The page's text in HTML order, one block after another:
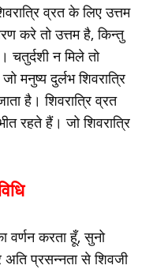
व्रत के लिए उत्तम
करे तो उत्तम है, किन्तु
चतुर्दशी न मिले तो
मनुष्य दुर्लभ शिवरात्रि
है। शिवरात्रि व्रत
रहते हैं। जो शिवरात्रि
वर्णन करता हूँ, सुनो
प्रसन्नता से शिवजी